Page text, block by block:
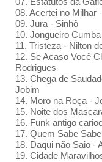
08. Acertei no Milhar
09. Jura - Sinhô
10. Jongueiro
11. Tristeza - Nilton
12. Se Acaso Você
Rodrigues
13. Chega de
Jobim
14. Moro na Roça -
15. Noite dos
16. Funk antigo
17. Quem Sabe
18. Daqui não Saio -
19. Cidade